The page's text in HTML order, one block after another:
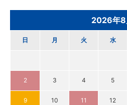
2026年8
日 月 火 水
2 3 4 5
9 10 11 12